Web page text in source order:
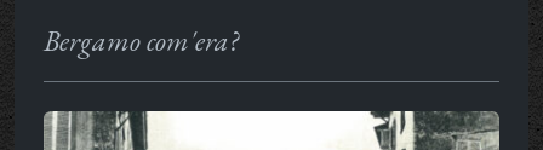
Bergamo com'era?